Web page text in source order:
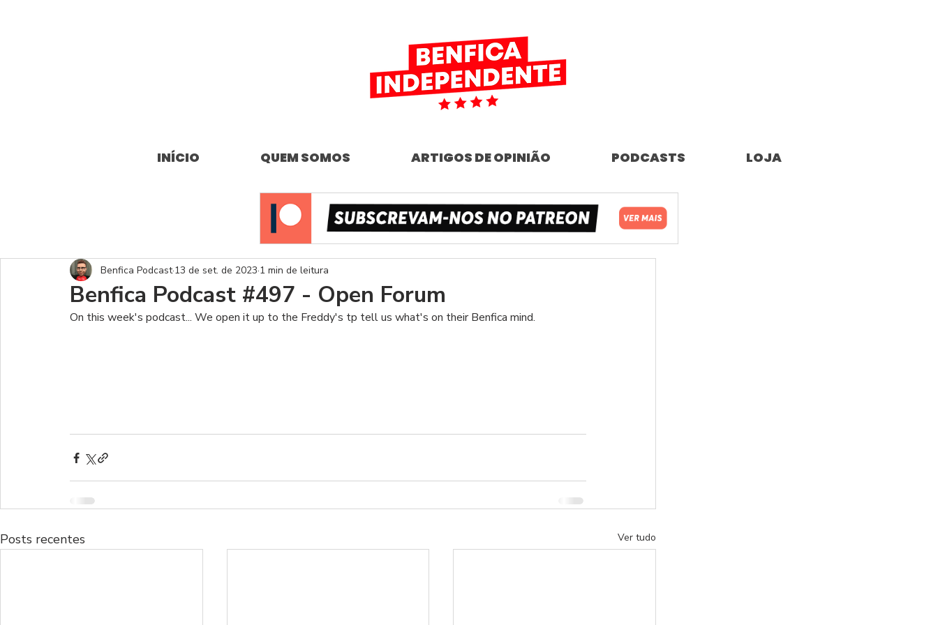
INÍCIO QUEM SOMOS ARTIGOS DE OPINIÃO PODCASTS LOJA
Benfica Podcast #497 - Open Forum
Benfica Podcast 13 de set. de 2023 1 min de leitura
On this week's podcast... We open it up to the Freddy's tp tell us what's on their Benfica mind.
Posts recentes Ver tudo